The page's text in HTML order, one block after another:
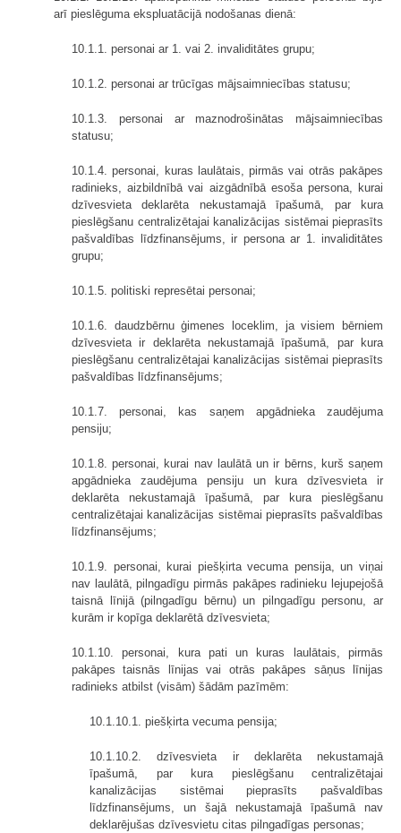
arī pieslēguma ekspluatācijā nodošanas dienā:
10.1.1. personai ar 1. vai 2. invaliditātes grupu;
10.1.2. personai ar trūcīgas mājsaimniecības statusu;
10.1.3. personai ar maznodrošinātas mājsaimniecības
statusu;
10.1.4. personai, kuras laulātais, pirmās vai otrās pakāpes
radinieks, aizbildnībā vai aizgādnībā esoša persona, kurai
dzīvesvieta deklarēta nekustamajā īpašumā, par kura
pieslēgšanu centralizētajai kanalizācijas sistēmai pieprasīts
pašvaldības līdzfinansējums, ir persona ar 1. invaliditātes
grupu;
10.1.5. politiski represētai personai;
10.1.6. daudzbērnu ģimenes loceklim, ja visiem bērniem
dzīvesvieta ir deklarēta nekustamajā īpašumā, par kura
pieslēgšanu centralizētajai kanalizācijas sistēmai pieprasīts
pašvaldības līdzfinansējums;
10.1.7. personai, kas saņem apgādnieka zaudējuma
pensiju;
10.1.8. personai, kurai nav laulātā un ir bērns, kurš saņem
apgādnieka zaudējuma pensiju un kura dzīvesvieta ir
deklarēta nekustamajā īpašumā, par kura pieslēgšanu
centralizētajai kanalizācijas sistēmai pieprasīts pašvaldības
līdzfinansējums;
10.1.9. personai, kurai piešķirta vecuma pensija, un viņai
nav laulātā, pilngadīgu pirmās pakāpes radinieku lejupejošā
taisnā līnijā (pilngadīgu bērnu) un pilngadīgu personu, ar
kurām ir kopīga deklarētā dzīvesvieta;
10.1.10. personai, kura pati un kuras laulātais, pirmās
pakāpes taisnās līnijas vai otrās pakāpes sāņus līnijas
radinieks atbilst (visām) šādām pazīmēm:
10.1.10.1. piešķirta vecuma pensija;
10.1.10.2. dzīvesvieta ir deklarēta nekustamajā
īpašumā, par kura pieslēgšanu centralizētajai
kanalizācijas sistēmai pieprasīts pašvaldības
līdzfinansējums, un šajā nekustamajā īpašumā nav
deklarējušas dzīvesvietu citas pilngadīgas personas;